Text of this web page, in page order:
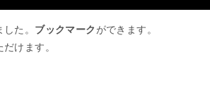
た。 ブックマーク ができます。
けます。